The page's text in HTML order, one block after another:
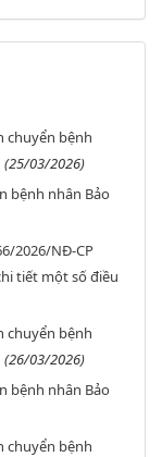
chuyển bệnh
(25/03/2026)
bệnh nhân Bảo
2026/NĐ-CP
tiết một số điều
chuyển bệnh
(26/03/2026)
bệnh nhân Bảo
chuyển bệnh